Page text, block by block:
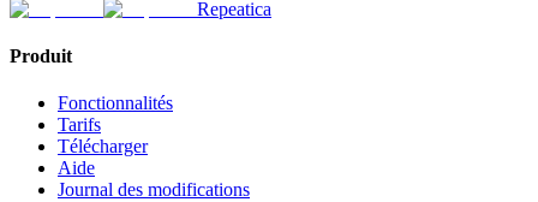
Repeatica
Produit
Fonctionnalités
Tarifs
Télécharger
Aide
Journal des modifications